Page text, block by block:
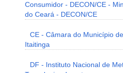
Consumidor - DECON/CE -
do Ceará - DECON/CE
CE - Câmara do Município
Itaitinga
DF - Instituto Nacional de